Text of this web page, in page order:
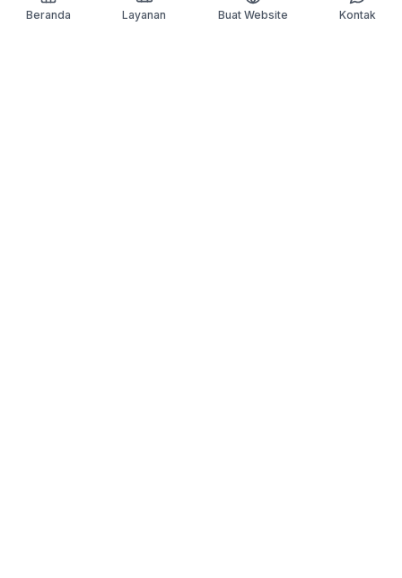
Beranda Layanan Buat Website Kontak